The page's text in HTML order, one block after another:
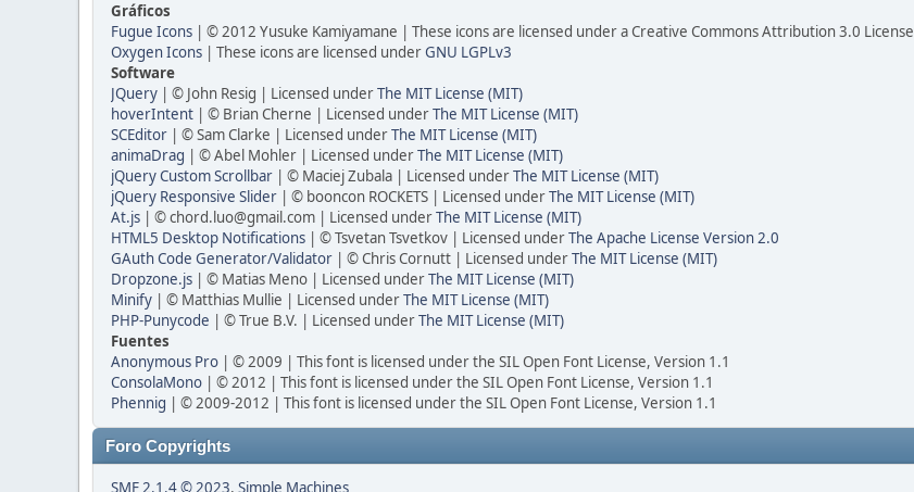
Gráficos
Fugue Icons | © 2012 Yusuke Kamiyamane | These icons are licensed under a Creative Commons Attribution 3.0 License
Oxygen Icons | These icons are licensed underGNU LGPLv3
Software
JQuery | © John Resig | Licensed underThe MIT License (MIT)
hoverIntent | © Brian Cherne | Licensed underThe MIT License (MIT)
SCEditor | © Sam Clarke | Licensed underThe MIT License (MIT)
animaDrag | © Abel Mohler | Licensed underThe MIT License (MIT)
jQuery Custom Scrollbar | © Maciej Zubala | Licensed underThe MIT License (MIT)
jQuery Responsive Slider | © booncon ROCKETS | Licensed underThe MIT License (MIT)
At.js | © chord.luo@gmail.com | Licensed underThe MIT License (MIT)
HTML5 Desktop Notifications | © Tsvetan Tsvetkov | Licensed underThe Apache License Version 2.0
GAuth Code Generator/Validator | © Chris Cornutt | Licensed underThe MIT License (MIT)
Dropzone.js | © Matias Meno | Licensed underThe MIT License (MIT)
Minify | © Matthias Mullie | Licensed underThe MIT License (MIT)
PHP-Punycode | © True B.V. | Licensed underThe MIT License (MIT)
Fuentes
Anonymous Pro | © 2009 | This font is licensed under the SIL Open Font License, Version 1.1
ConsolaMono | © 2012 | This font is licensed under the SIL Open Font License, Version 1.1
Phennig | © 2009-2012 | This font is licensed under the SIL Open Font License, Version 1.1
Foro Copyrights
SMF 2.1.4 © 2023, Simple Machines